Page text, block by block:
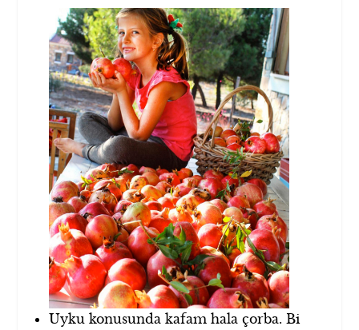
Uyku konusunda kafam hala çorba. Bi